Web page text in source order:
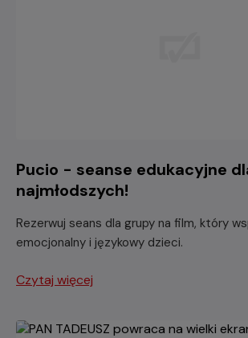
Pucio - seanse edukacyjne
najmłodszych!
Rezerwuj seans dla grupy na film, który
emocjonalny i językowy dzieci.
Czytaj więcej